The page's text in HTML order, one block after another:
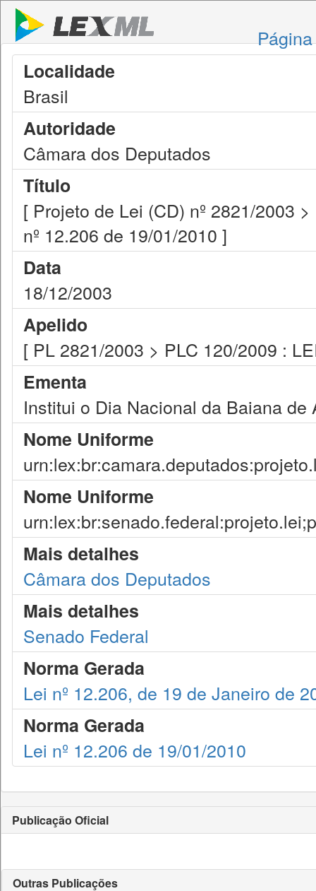
Localidade
Brasil
Autoridade
Câmara dos Deputados
Título
[ Projeto de Lei (CD) nº 2821/2003
nº 12.206 de 19/01/2010 ]
Data
18/12/2003
Apelido
[ PL 2821/2003 > PLC 120/2009 :
Ementa
Institui o Dia Nacional da Baiana de
Nome Uniforme
Nome Uniforme
Mais detalhes
Câmara dos Deputados
Mais detalhes
Senado Federal
Norma Gerada
Lei nº 12.206, de 19 de Janeiro de
Norma Gerada
Lei nº 12.206 de 19/01/2010
Publicação Oficial
Outras Publicações